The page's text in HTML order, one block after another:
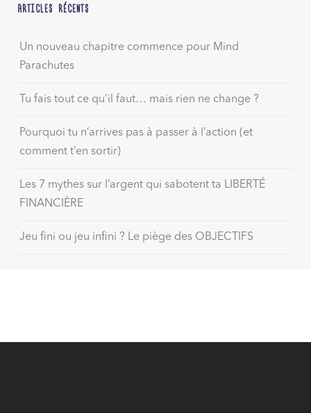
ARTICLES RÉCENTS
Un nouveau chapitre commence pour Mind
Parachutes
Tu fais tout ce qu’il faut… mais rien ne change ?
Pourquoi tu n’arrives pas à passer à l’action (et
comment t’en sortir)
Les 7 mythes sur l’argent qui sabotent ta LIBERTÉ
FINANCIÈRE
Jeu fini ou jeu infini ? Le piège des OBJECTIFS